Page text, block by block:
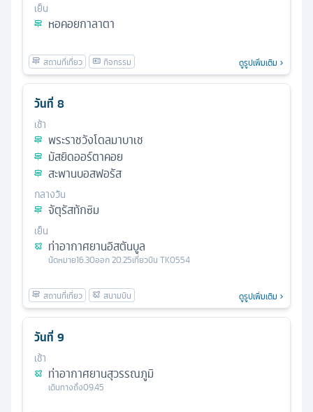
เย็น
หอคอยกาลาตา
ดูรูปเพิ่มเติม
วันที่ 8
เช้า
พระราชวังโดลมาบาเช
มัสยิดออร์ตาคอย
สะพานบอสฟอรัส
กลางวัน
จัตุรัสทักซิม
เย็น
ท่าอากาศยานอิสตันบูล
นัดหมาย16.30ออก20.25เที่ยวบิน TK0554
ดูรูปเพิ่มเติม
วันที่ 9
เช้า
ท่าอากาศยานสุวรรณภูมิ
เดินทางถึง09.45